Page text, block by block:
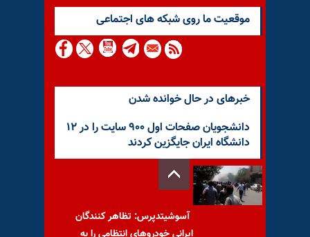
موقعيت ما روى شبكه هاى اجتماعى
خبرهای در حال خوانده شدن
دانشجویان صفحات اول ۹۰۰ سایت را در ۱۲
دانشگاه ایران جایگزین کردند
آسوشیتدپرس: تظاهر کنندگان